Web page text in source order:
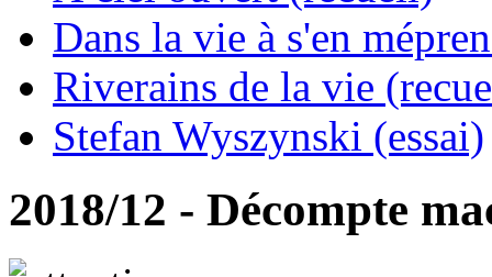
Dans la vie à s'en
Riverains de la vie
Stefan Wyszynski (essai)
2018/12 - Décompte